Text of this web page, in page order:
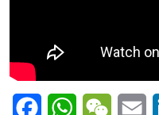
FacebookWhatsAppWeChat